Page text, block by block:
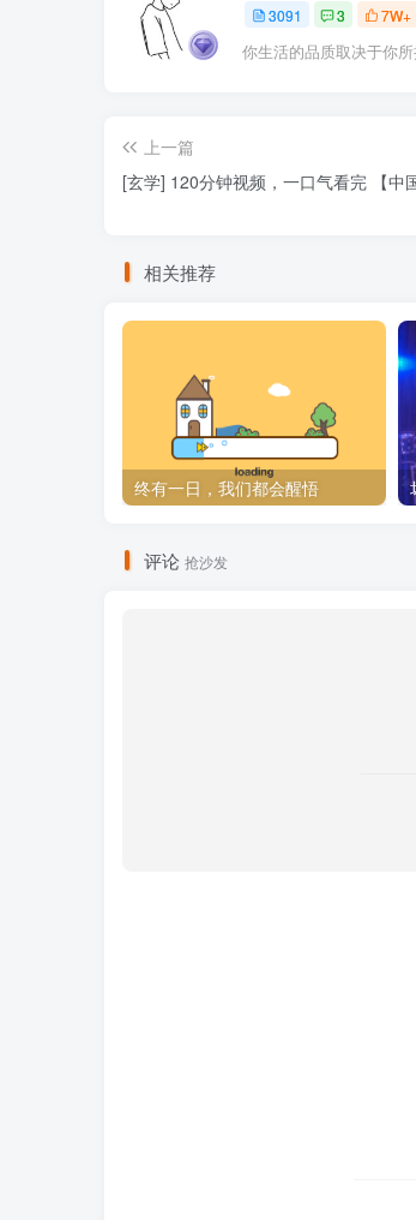
3091 3 7W+
你生活的品质取决于你
上一篇
[玄学] 120分钟视频，一口气看完 【中
相关推荐
终有一日，我们都会醒悟
评论 抢沙发